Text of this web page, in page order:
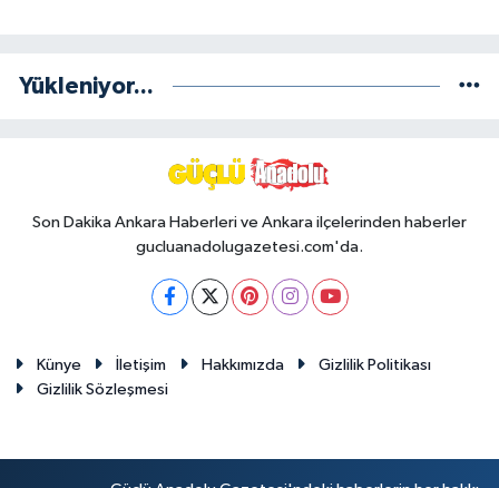
Yükleniyor...
Son Dakika Ankara Haberleri ve Ankara ilçelerinden haberler
gucluanadolugazetesi.com'da.
Künye İletişim Hakkımızda
Gizlilik Politikası
Gizlilik Sözleşmesi